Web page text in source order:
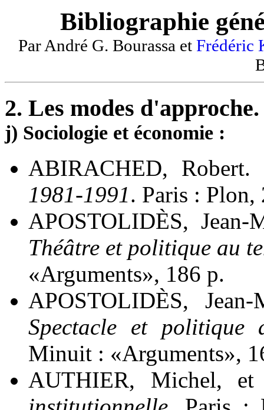
Bibliographie
Par André G. Bourassa et Frédéric
2. Les modes d'approche.
j) Sociologie et économie :
ABIRACHED,
1981-1991. Paris : Plon,
APOSTOLIDÈS,
Théâtre et politique au
«Arguments», 186 p.
APOSTOLIDÈS,
Spectacle et
Minuit : «Arguments»,
AUTHIER, Michel,